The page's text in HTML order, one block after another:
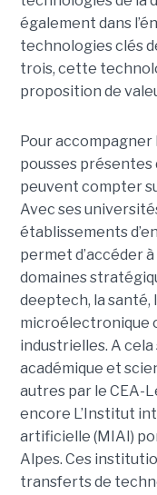
également dans
technologies clés
trois, cette
proposition de
Pour
pousses présentes
peuvent compter
Avec ses
établissements
permet d’accéder
domaines
deeptech, la santé,
microélectronique
industrielles. A
académique et
autres par le CEA-
encore L’Institut
artificielle (MIAI)
Alpes. Ces
transferts de